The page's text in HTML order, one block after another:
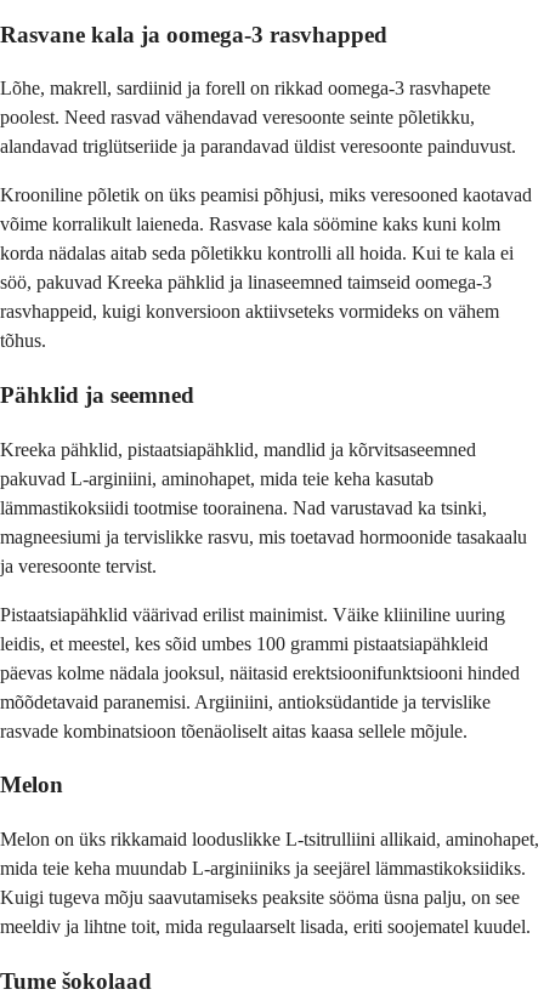
Rasvane kala ja oomega-3 rasvhapped
Lõhe, makrell, sardiinid ja forell on rikkad oomega-3 rasvhapete
poolest. Need rasvad vähendavad veresoonte seinte põletikku,
alandavad triglütseriide ja parandavad üldist veresoonte painduvust.
Krooniline põletik on üks peamisi põhjusi, miks veresooned kaotavad
võime korralikult laieneda. Rasvase kala söömine kaks kuni kolm
korda nädalas aitab seda põletikku kontrolli all hoida. Kui te kala ei
söö, pakuvad Kreeka pähklid ja linaseemned taimseid oomega-3
rasvhappeid, kuigi konversioon aktiivseteks vormideks on vähem
tõhus.
Pähklid ja seemned
Kreeka pähklid, pistaatsiapähklid, mandlid ja kõrvitsaseemned
pakuvad L-arginiini, aminohapet, mida teie keha kasutab
lämmastikoksiidi tootmise toorainena. Nad varustavad ka tsinki,
magneesiumi ja tervislikke rasvu, mis toetavad hormoonide tasakaalu
ja veresoonte tervist.
Pistaatsiapähklid väärivad erilist mainimist. Väike kliiniline uuring
leidis, et meestel, kes sõid umbes 100 grammi pistaatsiapähkleid
päevas kolme nädala jooksul, näitasid erektsioonifunktsiooni hinded
mõõdetavaid paranemisi. Argiiniini, antioksüdantide ja tervislike
rasvade kombinatsioon tõenäoliselt aitas kaasa sellele mõjule.
Melon
Melon on üks rikkamaid looduslikke L-tsitrulliini allikaid, aminohapet,
mida teie keha muundab L-arginiiniks ja seejärel lämmastikoksiidiks.
Kuigi tugeva mõju saavutamiseks peaksite sööma üsna palju, on see
meeldiv ja lihtne toit, mida regulaarselt lisada, eriti soojematel kuudel.
Tume šokolaad